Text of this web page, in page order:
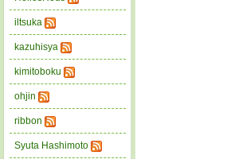
iltsuka
kazuhisya
kimitoboku
ohjin
ribbon
Syuta Hashimoto